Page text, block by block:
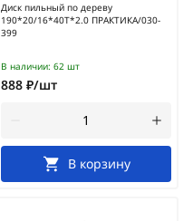
Диск пильный по дереву
190*20/16*40Т*2.0 ПРАКТИКА/030-
399
В наличии: 62 шт
888 ₽/шт
В корзину